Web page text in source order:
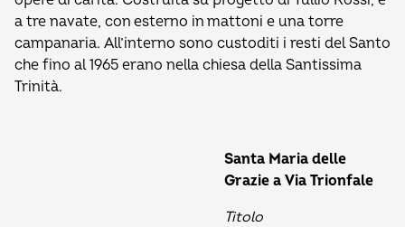
a tre navate, con esterno in mattoni e una torre
campanaria. All’interno sono custoditi i resti del Santo
che fino al 1965 erano nella chiesa della Santissima
Trinità.
Santa Maria delle
Grazie a Via Trionfale
Titolo